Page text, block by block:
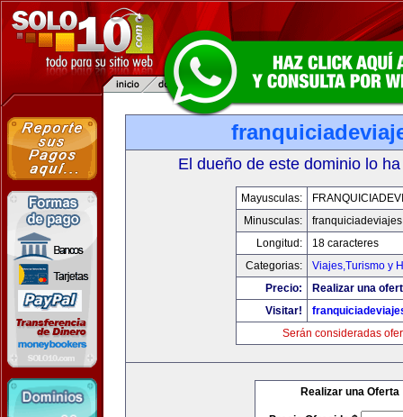
El dueño de este dominio lo
Mayusculas:
Minusculas:
Longitud:
18 caracteres
Categorias:
Viajes,Turismo y
Precio:
Realizar una
Visitar!
Serán consideradas
Realizar una Oferta